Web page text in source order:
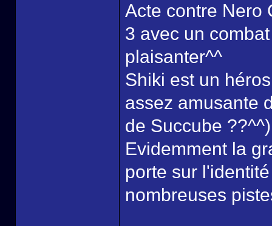
Acte contre Nero
3 avec un
plaisanter^^
Shiki est un
assez amusante
de Succube
Evidemment la
porte sur
nombreuses